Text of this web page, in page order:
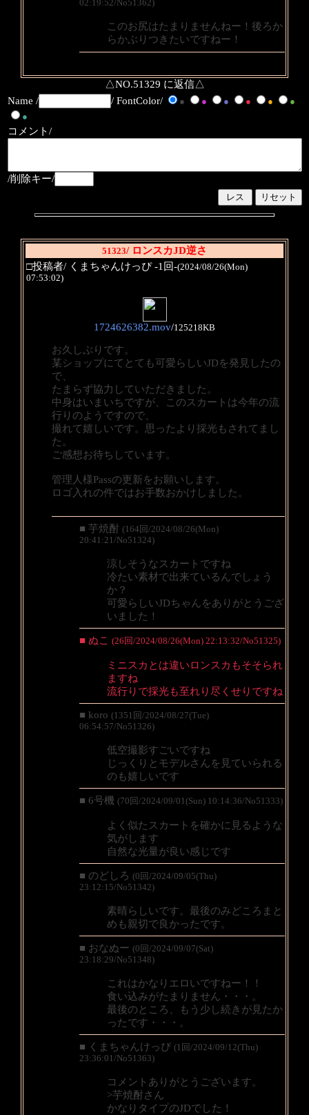
02:19:52/No51362)
このお尻はたまりませんねー！後ろか
らかぶりつきたいですねー！
△NO.51329 に返信△
Name /
/ FontColor/ ● ● ● ● ●
●
●
コメント/
/削除キー/
51323/ ロンスカJD逆さ
□投稿者/ くまちゃんけっぴ -1回-(2024/08/26(Mon)
07:53:02)
1724626382.mov/125218KB
お久しぶりです。
某ショップにてとても可愛らしいJDを発見したの
で、
たまらず協力していただきました。
中身はいまいちですが、このスカートは今年の流
行りのようですので、
撮れて嬉しいです。思ったより採光もされてまし
た。
ご感想お待ちしています。
管理人様Passの更新をお願いします。
ロゴ入れの件ではお手数おかけしました。
■ 芋焼酎 (164回/2024/08/26(Mon)
20:41:21/No51324)
涼しそうなスカートですね
冷たい素材で出来ているんでしょう
か？
可愛らしいJDちゃんをありがとうござ
いました！
■ ぬこ (26回/2024/08/26(Mon) 22:13:32/No51325)
ミニスカとは違いロンスカもそそられ
ますね
流行りで採光も至れり尽くせりですね
■ koro (1351回/2024/08/27(Tue)
06:54:57/No51326)
低空撮影すごいですね
じっくりとモデルさんを見ていられる
のも嬉しいです
■ 6号機 (70回/2024/09/01(Sun) 10:14:36/No51333)
よく似たスカートを確かに見るような
気がします
自然な光量が良い感じです
■ のどしろ (0回/2024/09/05(Thu)
23:12:15/No51342)
素晴らしいです。最後のみどころまと
めも親切で良かったです。
■ おなぬー (0回/2024/09/07(Sat)
23:18:29/No51348)
これはかなりエロいですねー！！
食い込みがたまりません・・・。
最後のところ、もう少し続きが見たか
ったです・・・。
■ くまちゃんけっぴ (1回/2024/09/12(Thu)
23:36:01/No51363)
コメントありがとうございます。
>芋焼酎さん
かなりタイプのJDでした！